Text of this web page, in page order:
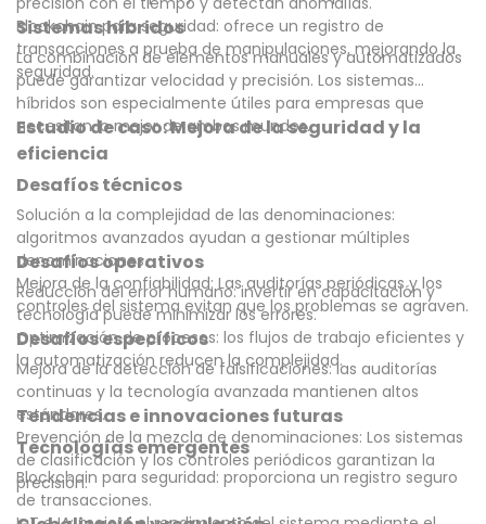
Blockchain para seguridad: ofrece un registro de
transacciones a prueba de manipulaciones, mejorando la
seguridad.
Sistemas híbridos
La combinación de elementos manuales y automatizados
puede garantizar velocidad y precisión. Los sistemas
híbridos son especialmente útiles para empresas que
necesitan lo mejor de ambos mundos.
Estudio de caso: Mejora de la seguridad y la
eficiencia
Desafíos técnicos
Solución a la complejidad de las denominaciones:
algoritmos avanzados ayudan a gestionar múltiples
denominaciones.
Mejora de la confiabilidad: Las auditorías periódicas y los
controles del sistema evitan que los problemas se agraven.
Desafíos operativos
Reducción del error humano: invertir en capacitación y
tecnología puede minimizar los errores.
Optimización de procesos: los flujos de trabajo eficientes y
la automatización reducen la complejidad.
Desafíos específicos
Mejora de la detección de falsificaciones: las auditorías
continuas y la tecnología avanzada mantienen altos
estándares.
Prevención de la mezcla de denominaciones: Los sistemas
de clasificación y los controles periódicos garantizan la
precisión.
Tendencias e innovaciones futuras
Tecnologías emergentes
Blockchain para seguridad: proporciona un registro seguro
de transacciones.